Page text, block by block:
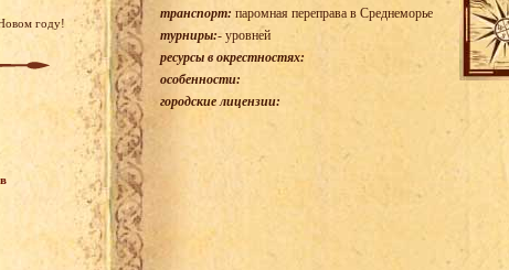
году!
транспорт: паромная переправа в Среднеморье
турниры:- уровней
ресурсы в окрестностях:
особенности:
городские лицензии: